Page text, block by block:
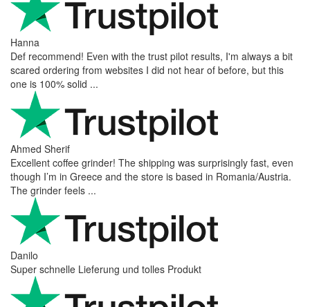
Hanna
Def recommend! Even with the trust pilot results, I'm always a bit
scared ordering from websites I did not hear of before, but this
one is 100% solid ...
Ahmed Sherif
Excellent coffee grinder! The shipping was surprisingly fast, even
though I’m in Greece and the store is based in Romania/Austria.
The grinder feels ...
Danilo
Super schnelle Lieferung und tolles Produkt